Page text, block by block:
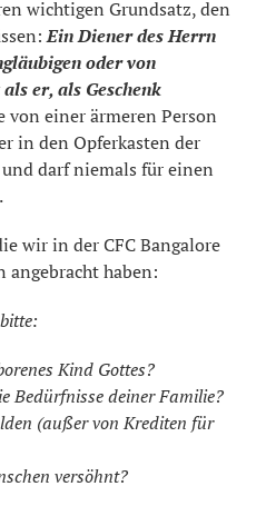
wichtigen Grundsatz, den
Ein Diener des Herrn
oder von
er, als Geschenk
von einer ärmeren Person
in den Opferkasten der
darf niemals für einen
wir in der CFC Bangalore
angebracht haben:
Kind Gottes?
Bedürfnisse deiner Familie?
(außer von Krediten für
versöhnt?